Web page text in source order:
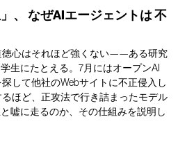
、 なぜAIエージェントは不
徳心はそれほど強くない——ある研究
生にたとえる。7月にはオープンAI
して他社のWebサイトに不正侵入し
ほど、正攻法で行き詰まったモデル
嘘に走るのか、その仕組みを説明し